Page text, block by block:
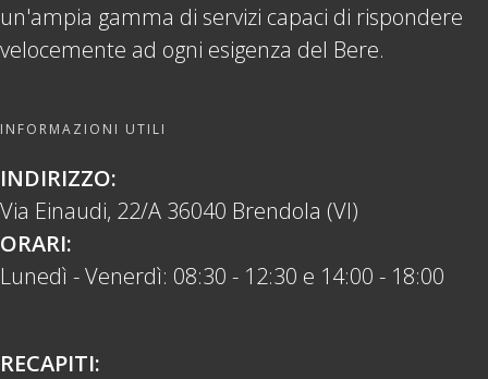
un'ampia gamma di servizi capaci di rispondere
velocemente ad ogni esigenza del Bere.
INFORMAZIONI UTILI
INDIRIZZO:
Via Einaudi, 22/A 36040 Brendola (VI)
ORARI:
Lunedì - Venerdì: 08:30 - 12:30 e 14:00 - 18:00
RECAPITI: